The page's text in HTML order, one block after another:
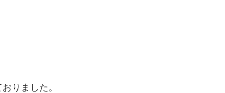
りました。